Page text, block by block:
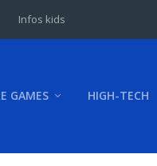
Infos kids
GAMES HIGH-TECH